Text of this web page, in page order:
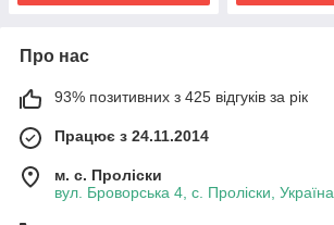
Про нас
93% позитивних з 425 відгуків за рік
Працює з 24.11.2014
м. с. Проліски
вул. Броворська 4, с. Проліски, Україна